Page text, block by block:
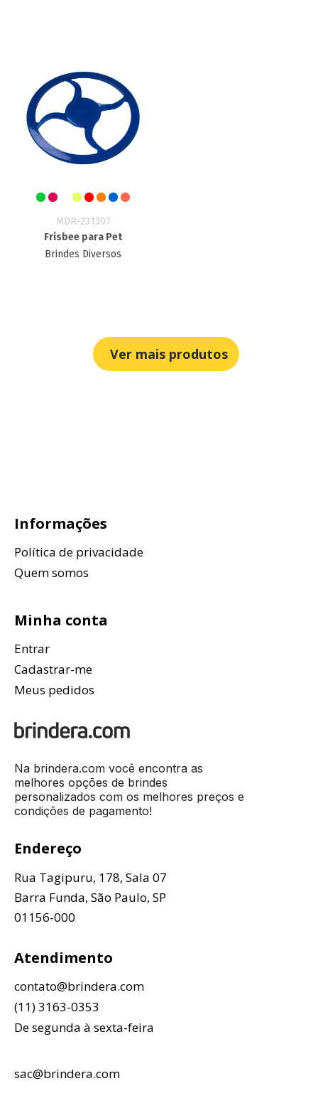
MDR-231307
Frisbee para Pet
Brindes Diversos
Ver mais produtos
Informações
Política de privacidade
Quem somos
Minha conta
Entrar
Cadastrar-me
Meus pedidos
Na brindera.com você encontra as
melhores opções de brindes
personalizados com os melhores preços e
condições de pagamento!
Endereço
Rua Tagipuru, 178, Sala 07
Barra Funda, São Paulo, SP
01156-000
Atendimento
contato@brindera.com
(11) 3163-0353
De segunda à sexta-feira
sac@brindera.com